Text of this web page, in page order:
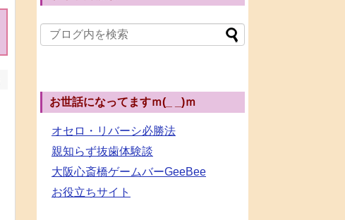
お世話になってますｍ(_ _)ｍ
オセロ・リバーシ必勝法
親知らず抜歯体験談
大阪心斎橋ゲームバーGeeBee
お役立ちサイト